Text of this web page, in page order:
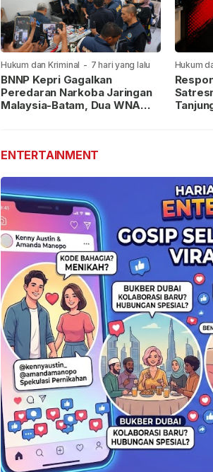
Hukum dan Kriminal - 7 hari yang lalu
BNNP Kepri Gagalkan
Peredaran Narkoba Jaringan
Malaysia-Batam, Dua WNA
Hukum
lalu
ENTERTAINMENT